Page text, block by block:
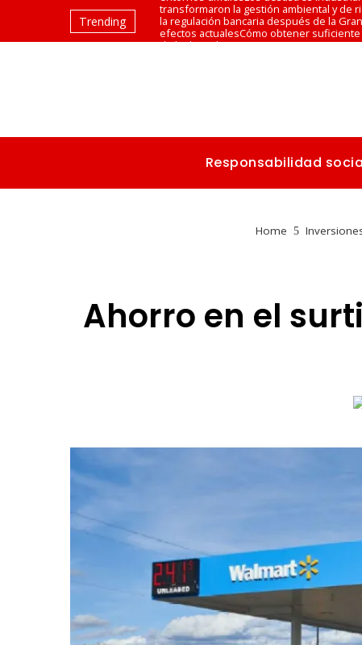
Trending
transformaron la gestión ambiental y de
la regulación bancaria después de la
efectos actualesCómo obtener suficiente
de la dieta diaria y sus ventajasLas
Responsabilidad
Home
Ahorro en el